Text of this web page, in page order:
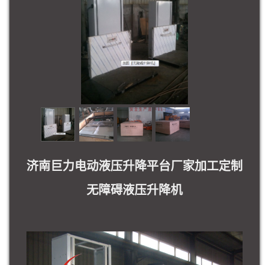
济南巨力电动液压升降平台厂家加工定制
无障碍液压升降机